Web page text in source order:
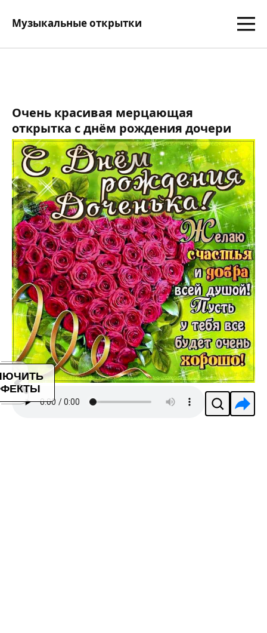
Музыкальные открытки
Очень красивая мерцающая
открытка с днём рождения дочери